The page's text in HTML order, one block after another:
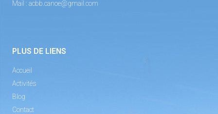
Mail : acbb.canoe@gmail.com
PLUS DE LIENS
Accueil
Activités
Blog
Contact